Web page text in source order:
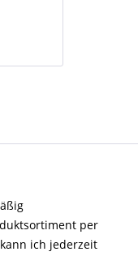
per
ich jederzeit